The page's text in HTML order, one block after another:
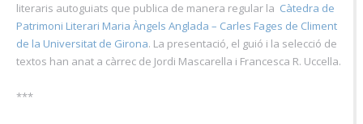
literaris autoguiats que publica de manera regular la Càtedra de
Patrimoni Literari Maria Àngels Anglada – Carles Fages de Climent
de la Universitat de Girona. La presentació, el guió i la selecció de
textos han anat a càrrec de Jordi Mascarella i Francesca R. Uccella.
***